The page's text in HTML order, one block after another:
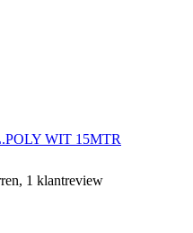
WIT 15MTR
1 klantreview